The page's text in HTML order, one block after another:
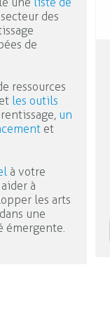
des
de
ressources
et les outils
un
et
à votre
à
les arts
une
émergente.